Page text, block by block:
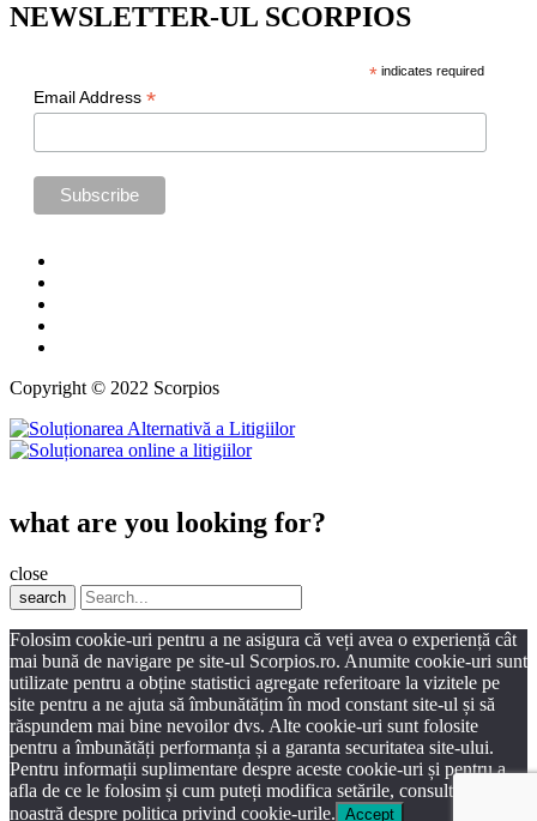
NEWSLETTER-UL SCORPIOS
* indicates required
Email Address *
Copyright © 2022 Scorpios
what are you looking for?
close
search
Folosim cookie-uri pentru a ne asigura că veți avea o experiență cât
mai bună de navigare pe site-ul Scorpios.ro. Anumite cookie-uri sunt
utilizate pentru a obține statistici agregate referitoare la vizitele pe
site pentru a ne ajuta să îmbunătățim în mod constant site-ul și să
răspundem mai bine nevoilor dvs. Alte cookie-uri sunt folosite
pentru a îmbunătăți performanța și a garanta securitatea site-ului.
Pentru informații suplimentare despre aceste cookie-uri și pentru a
afla de ce le folosim și cum puteți modifica setările, consultați pagina
noastră despre politica privind cookie-urile. Accept